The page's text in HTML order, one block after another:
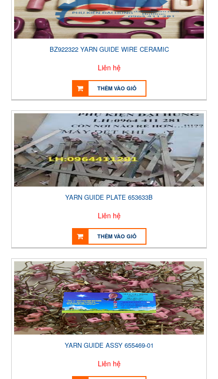
BZ922322 YARN GUIDE WIRE CERAMIC
Liên hệ
THÊM VÀO GIỎ
YARN GUIDE PLATE 653633B
Liên hệ
THÊM VÀO GIỎ
YARN GUIDE ASSY 655469-01
Liên hệ